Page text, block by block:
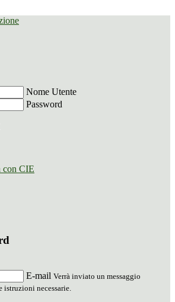
Nome Utente
Password
con CIE
E-mail Verrà inviato un messaggio
necessarie.